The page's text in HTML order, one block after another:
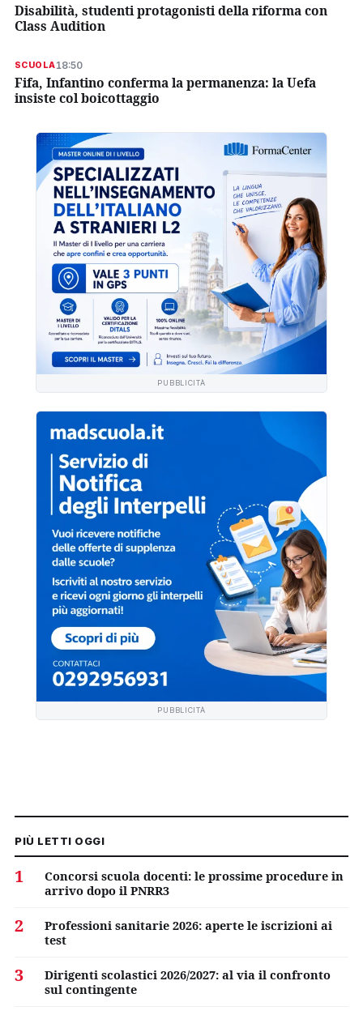
Disabilità, studenti protagonisti della riforma con
Class Audition
SCUOLA18:50
Fifa, Infantino conferma la permanenza: la Uefa
insiste col boicottaggio
PUBBLICITÀ
PUBBLICITÀ
PIÙ LETTI OGGI
1
Concorsi scuola docenti: le prossime procedure in
arrivo dopo il PNRR3
2
Professioni sanitarie 2026: aperte le iscrizioni ai
test
3
Dirigenti scolastici 2026/2027: al via il confronto
sul contingente